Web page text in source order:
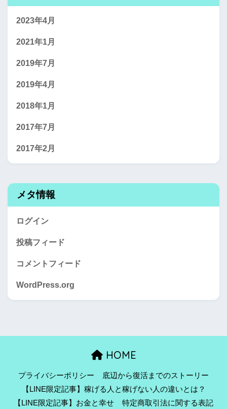
2023年4月
2021年1月
2019年7月
2019年4月
2018年1月
2017年7月
2017年2月
メタ情報
ログイン
投稿フィード
コメントフィード
WordPress.org
HOME
プライバシーポリシー
底辺から復活までのストーリー
【LINE限定記事】稼げる人と稼げない人の違いとは？
【LINE限定記事】お金と幸せ
特定商取引法に関する表記